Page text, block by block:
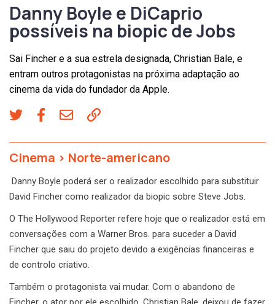
Danny Boyle e DiCaprio
possíveis na biopic de Jobs
Sai Fincher e a sua estrela designada, Christian Bale, e
entram outros protagonistas na próxima adaptação ao
cinema da vida do fundador da Apple.
Cinema > Norte-americano
Danny Boyle poderá ser o realizador escolhido para substituir
David Fincher como realizador da biopic sobre Steve Jobs.
O The Hollywood Reporter refere hoje que o realizador está em
conversações com a Warner Bros. para suceder a David
Fincher que saiu do projeto devido a exigências financeiras e
de controlo criativo.
Também o protagonista vai mudar. Com o abandono de